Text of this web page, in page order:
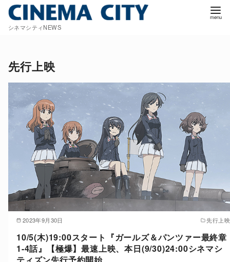
シネマシティNEWS
先行上映
2023年9月30日 先行上映
10/5(木)19:00スタート『ガールズ＆パンツァー最終章
1-4話』【極爆】最速上映、本日(9/30)24:00シネマシ
ティズン先行予約開始